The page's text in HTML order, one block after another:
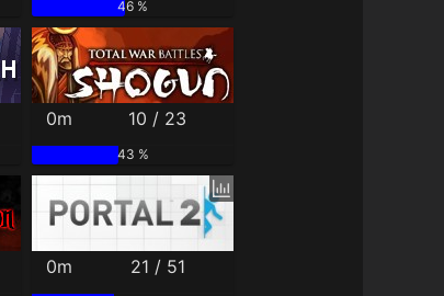
46 %
0m 10 / 23
43 %
0m 21 / 51